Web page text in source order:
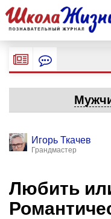
Игорь Ткачев
Грандмастер
Любить